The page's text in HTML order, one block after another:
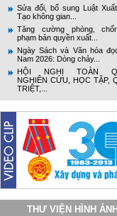
Sửa đổi, bổ sung Luật
Tạo không gian...
Tăng cường phòng,
phạm bản quyền xuất...
Ngày Sách và Văn hóa
Nam 2026: Dòng chảy...
HỘI NGHỊ TOÀN
NGHIÊN CỨU, HỌC TẬP,
TRIỆT,...
THƯ VIỆN HÌNH ẢNH